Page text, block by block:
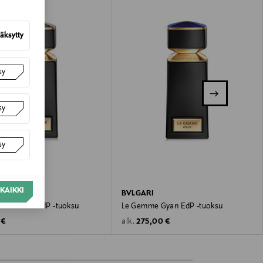
Kobraa EdP -tuoksu
BVLGARI
Le Gemme Gyan EdP -tuoksu
alk. Original Price
275,00 €